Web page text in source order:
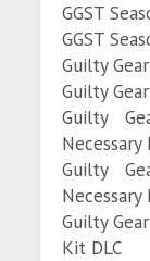
GGST
GGST
Guilty
Guilty
Guilty
Necessary
Guilty
Guilty
Kit DLC